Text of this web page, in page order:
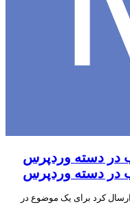
دسته وردپرس
دسته وردپرس
کرد برای یک موضوع در